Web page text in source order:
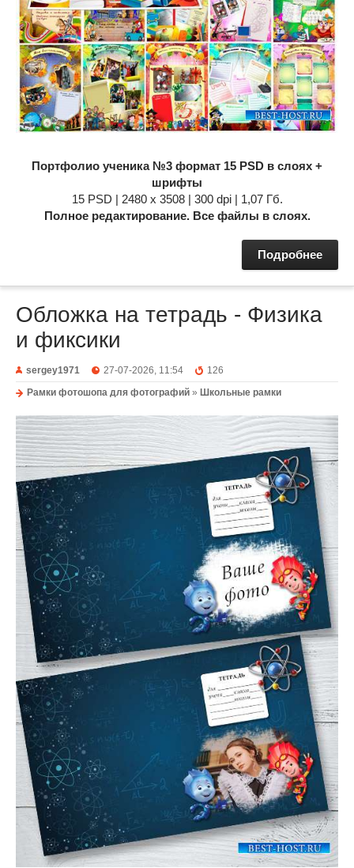
Портфолио ученика №3 формат 15 PSD в слоях +
шрифты
15 PSD | 2480 x 3508 | 300 dpi | 1,07 Гб.
Полное редактирование. Все файлы в слоях.
Подробнее
Обложка на тетрадь - Физика
и фиксики
sergey1971 27-07-2026, 11:54
126
Рамки фотошопа для фотографий » Школьные рамки